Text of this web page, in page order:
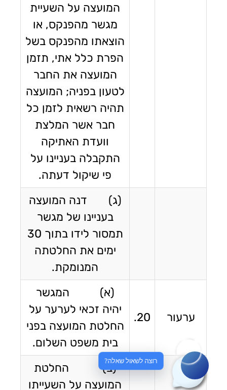
המועצה על השעיית
מגשר מהפנקס, או
הוצאתו מהפנקס בשל
הפרת כלל אתי, תזמן
המועצה את החבר
לטעון בפניה; המועצה
תהיה רשאית לזמן כל
חבר אשר המלצת
וועדת האתיקה
התקבלה בעניינו על
פי שיקול דעתה.
(ג) דנה המועצה
בעניינו של מגשר
תמסור לידו בתוך 30
ימים את החלטתה
המנומקת.
ערעור 20.
(א) המגשר
יהיה זכאי לערער על
החלטת המועצה בפני
בית משפט השלום.
(ב) החלטת
המועצה על השעייתו
רוצה לשאול שאלה?